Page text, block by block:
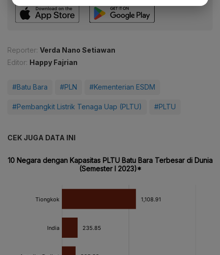
Reporter: Verda Nano Setiawan
Editor: Happy Fajrian
#Batu Bara #PLN #Kementerian ESDM
#Pembangkit Listrik Tenaga Uap (PLTU) #PLTU
CEK JUGA DATA INI